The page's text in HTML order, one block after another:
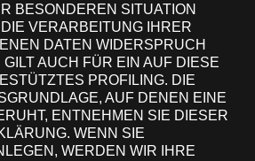
BESONDEREN SITUATION
VERARBEITUNG IHRER
DATEN WIDERSPRUCH
AUCH FÜR EIN AUF DIESE
PROFILING. DIE
AUF DENEN EINE
ENTNEHMEN SIE DIESER
WENN SIE
WERDEN WIR IHRE